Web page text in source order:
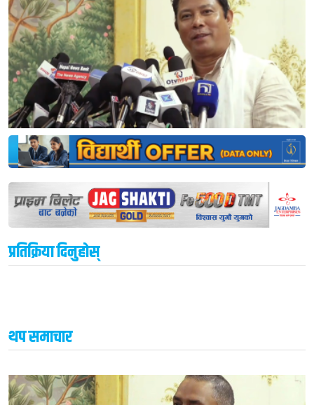
प्रतिक्रिया दिनुहोस्
थप समाचार